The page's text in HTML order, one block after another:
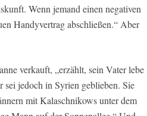
Wenn jemand einen negativen
Handyvertrag abschließen.“ Aber
verkauft, „erzählt, sein Vater lebe
jedoch in Syrien geblieben. Sie
mit Kalaschnikows unter dem